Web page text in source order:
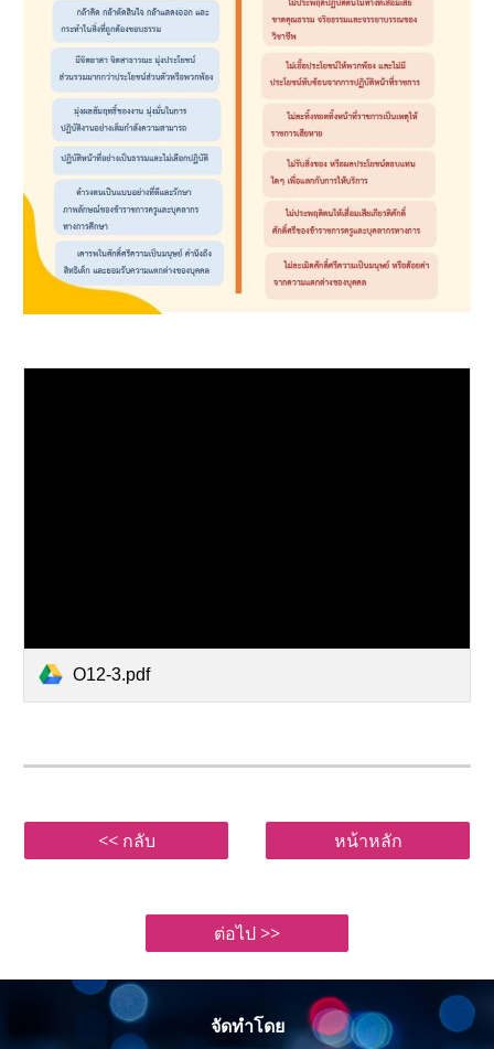
O12-3.pdf
<< กลับ หน้าหลัก
ต่อไป >>
จัดทำโดย